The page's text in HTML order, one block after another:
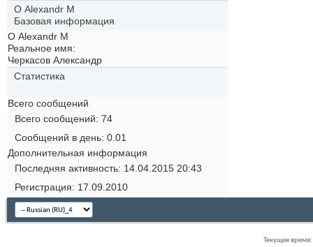
О Alexandr M
Базовая информация
О Alexandr M
Реальное имя:
Черкасов Александр
Статистика
Всего сообщений
Всего сообщений 74
Сообщений в день 0.01
Дополнительная информация
Последняя активность 14.04.2015 20:43
Регистрация
17.09.2010
Текущее время: